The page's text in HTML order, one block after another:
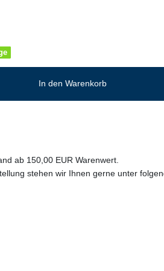
In den Warenkorb
ab 150,00 EUR Warenwert.
stehen wir Ihnen gerne unter